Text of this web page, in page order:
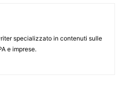
specializzato in contenuti sulle
e imprese.